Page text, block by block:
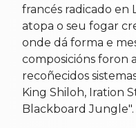
francés radicado en
atopa o seu fogar
onde dá forma e
composicións foron
recoñecidos
King Shiloh, Iration
Blackboard Jungle".